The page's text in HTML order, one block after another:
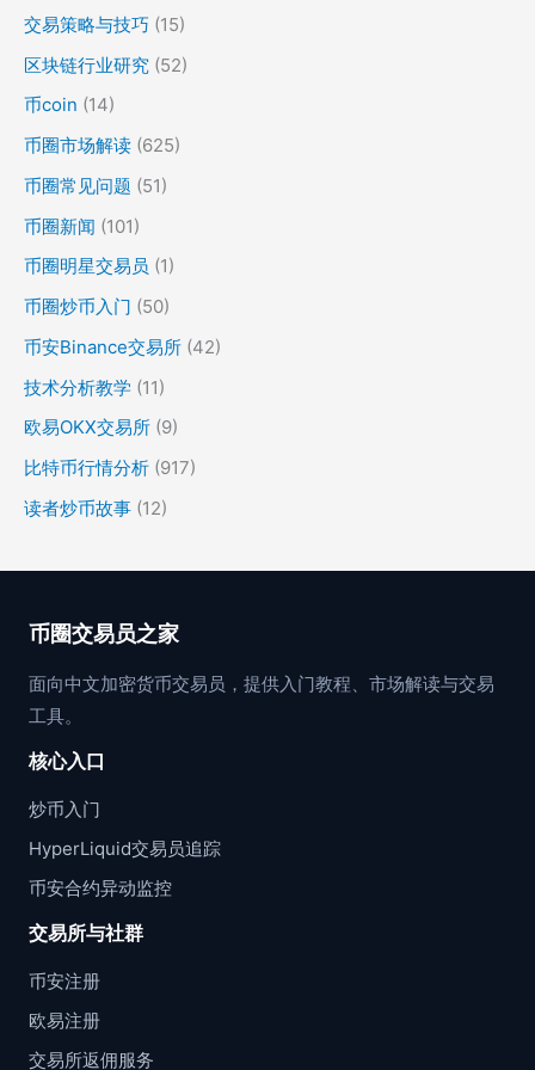
交易策略与技巧 (15)
区块链行业研究 (52)
币coin (14)
币圈市场解读 (625)
币圈常见问题 (51)
币圈新闻 (101)
币圈明星交易员 (1)
币圈炒币入门 (50)
币安Binance交易所 (42)
技术分析教学 (11)
欧易OKX交易所 (9)
比特币行情分析 (917)
读者炒币故事 (12)
币圈交易员之家
面向中文加密货币交易员，提供入门教程、市场解读与交易
工具。
核心入口
炒币入门
HyperLiquid交易员追踪
币安合约异动监控
交易所与社群
币安注册
欧易注册
交易所返佣服务